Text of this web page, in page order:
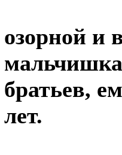
озорной и
братьев,
лет.